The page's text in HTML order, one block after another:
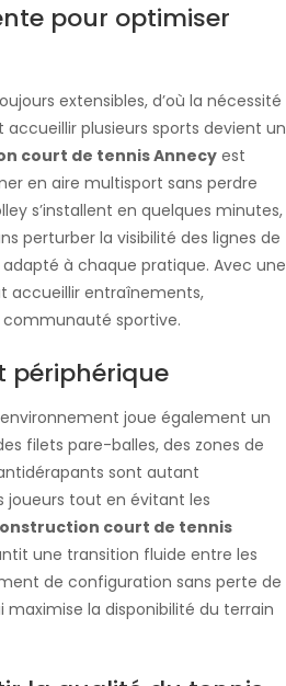
pour optimiser
extensibles, d’où la nécessité
plusieurs sports devient un
court de tennis Annecyest
en aire multisport sans perdre
s’installent en quelques minutes,
perturber la visibilité des lignes de
à chaque pratique. Avec une
accueillir entraînements,
sportive.
périphérique
joue également un
filets pare-balles, des zones de
sont autant
joueurs tout en évitant les
court de tennis
une transition fluide entre les
de configuration sans perte de
la disponibilité du terrain